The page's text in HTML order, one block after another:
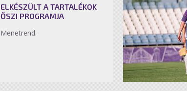
ELKÉSZÜLT A TARTALÉKOK
ŐSZI PROGRAMJA
Menetrend.